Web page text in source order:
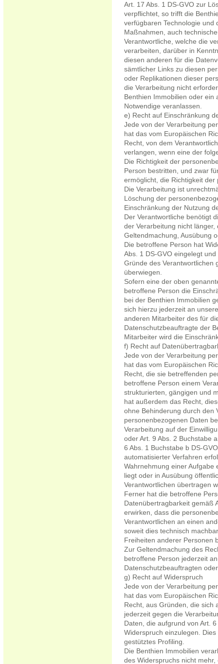
Art. 17 Abs. 1 DS-GVO zur
verpflichtet, so trifft die
verfügbaren Technologie und
Maßnahmen, auch
Verantwortliche, welche die
verarbeiten, darüber in
diesen anderen für die
sämtlicher Links zu diesen
oder Replikationen dieser
die Verarbeitung nicht
Benthien Immobilien oder ein
Notwendige veranlassen.
e) Recht auf Einschränkung
Jede von der Verarbeitung
hat das vom Europäischen
Recht, von dem
verlangen, wenn eine der
Die Richtigkeit der
Person bestritten, und zwar
ermöglicht, die Richtigkeit
Die Verarbeitung ist
Löschung der
Einschränkung der Nutzung
Der Verantwortliche benötigt
der Verarbeitung nicht
Geltendmachung, Ausübung
Die betroffene Person hat
Abs. 1 DS-GVO eingelegt
Gründe des Verantwortlichen
überwiegen.
Sofern eine der oben
betroffene Person die
bei der Benthien Immobilien
sich hierzu jederzeit an
anderen Mitarbeiter des für
Datenschutzbeauftragte der
Mitarbeiter wird die
f) Recht auf
Jede von der Verarbeitung
hat das vom Europäischen
Recht, die sie betreffenden
betroffene Person einem
strukturierten, gängigen und
hat außerdem das Recht,
ohne Behinderung durch den
personenbezogenen Daten
Verarbeitung auf der
oder Art. 9 Abs. 2 Buchstabe
6 Abs. 1 Buchstabe b DS-
automatisierter Verfahren
Wahrnehmung einer
liegt oder in Ausübung
Verantwortlichen übertragen
Ferner hat die betroffene
Datenübertragbarkeit gemäß
erwirken, dass die
Verantwortlichen an einen
soweit dies technisch
Freiheiten anderer Personen
Zur Geltendmachung des
betroffene Person jederzeit
Datenschutzbeauftragten
g) Recht auf Widerspruch
Jede von der Verarbeitung
hat das vom Europäischen
Recht, aus Gründen, die sich
jederzeit gegen die
Daten, die aufgrund von Art.
Widerspruch einzulegen.
gestütztes Profiling.
Die Benthien Immobilien
des Widerspruchs nicht